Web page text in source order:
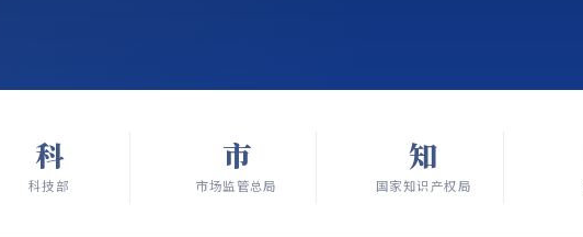
科
科技部
市
市场监管总局
知
国家知识产权局